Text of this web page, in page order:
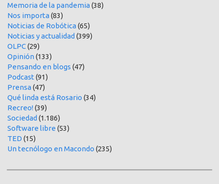
Memoria de la pandemia(38)
Nos importa(83)
Noticias de Robótica(65)
Noticias y actualidad (399)
OLPC(29)
Opinión(133)
Pensando en blogs (47)
Podcast (91)
Prensa(47)
Qué linda está Rosario (34)
Recreo!(39)
Sociedad (1.186)
Software libre (53)
TED (15)
Un tecnólogo en Macondo (235)